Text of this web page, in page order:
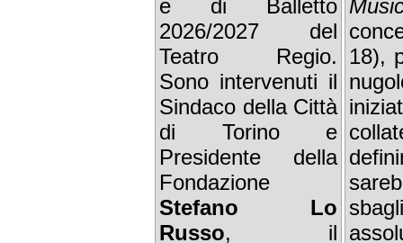
e di Balletto
2026/2027 del
Teatro Regio.
Sono intervenuti il
Sindaco della Città
di Torino e
Presidente della
Fondazione
Stefano Lo
Russo, il
18),